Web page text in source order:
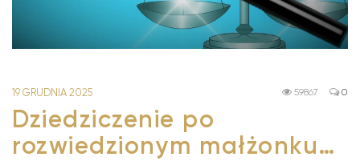
19 GRUDNIA 2025 0
59867
Dziedziczenie po
rozwiedzionym małżonku…